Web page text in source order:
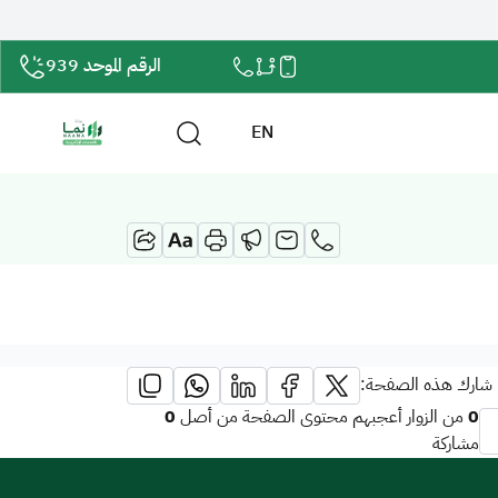
الرقم الموحد 939
EN
شارك هذه الصفحة:
0من الزوار أعجبهم محتوى الصفحة من أصل0
مشاركة